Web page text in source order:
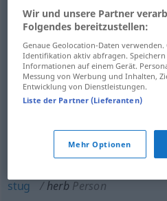
wrang herb
zuur herb
bitter herb a. FIG
pittig herb
stug herb Person
Wir und unsere Partner
Folgendes bereitzustellen:
Genaue Geolocation-Daten
Identifikation aktiv abfragen.
Informationen auf einem Gerät.
Messung von Werbung und Inhalten,
Entwicklung von Dienstleistungen.
Liste der Partner (Lieferanten)
Mehr Optionen